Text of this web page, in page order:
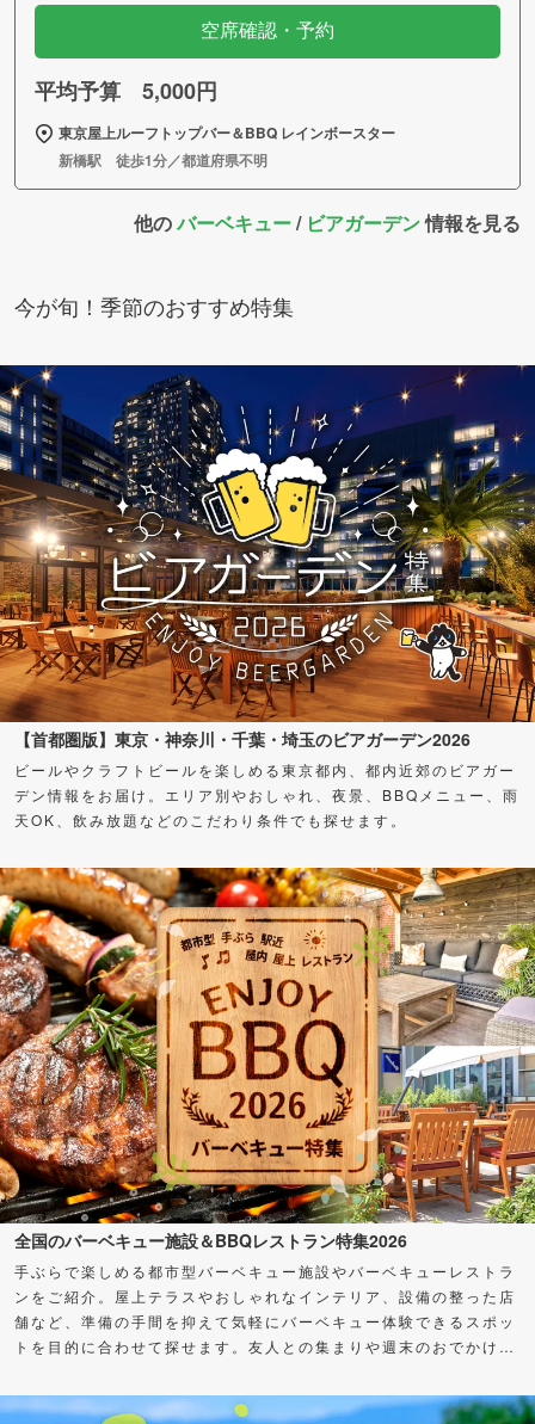
空席確認・予約
平均予算 5,000円
東京屋上ルーフトップバー＆BBQ レインボースター
新橋駅 徒歩1分／都道府県不明
他のバーベキュー/ ビアガーデン情報を見る
今が旬！季節のおすすめ特集
【首都圏版】東京・神奈川・千葉・埼玉のビアガーデン2026
ビールやクラフトビールを楽しめる東京都内、都内近郊のビアガー
デン情報をお届け。エリア別やおしゃれ、夜景、BBQメニュー、雨
天OK、飲み放題などのこだわり条件でも探せます。
全国のバーベキュー施設＆BBQレストラン特集2026
手ぶらで楽しめる都市型バーベキュー施設やバーベキューレストラ
ンをご紹介。屋上テラスやおしゃれなインテリア、設備の整った店
舗など、準備の手間を抑えて気軽にバーベキュー体験できるスポッ
トを目的に合わせて探せます。友人との集まりや週末のおでかけ